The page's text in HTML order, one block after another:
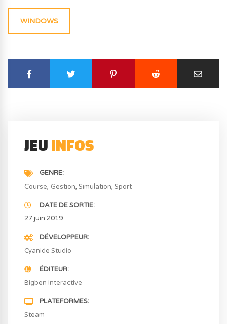
WINDOWS
JEUINFOS
GENRE
Course Gestion Simulation Sport
DATE DE SORTIE
27 juin 2019
DÉVELOPPEUR
Cyanide Studio
ÉDITEUR
Bigben Interactive
PLATEFORMES
Steam